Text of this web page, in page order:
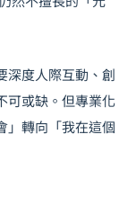
深度人際互動、創
可或缺。但專業化
」轉向「我在這個